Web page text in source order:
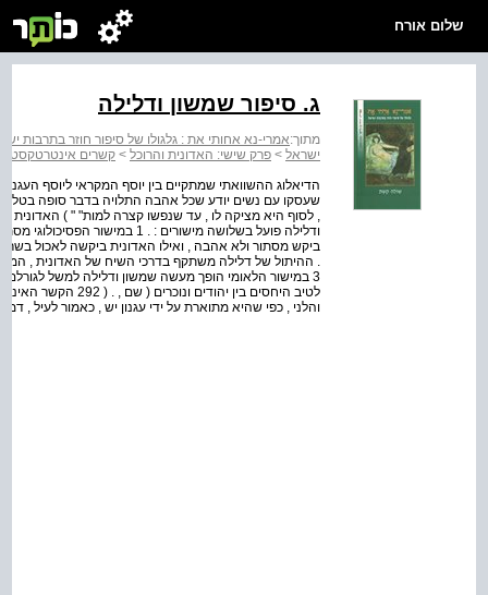
שלום אורח
ג. סיפור שמשון ודלילה
מתוך:אמרי-נא אחותי את : גלגולו של סיפור חוזר בתרבות
ישראל > פרק שישי: האדונית והרוכל > קשרים
הדיאלוג ההשוואתי שמתקיים בין יוסף המקראי ליוסף
שעסקו עם נשים יודע שכל אהבה התלויה בדבר סופה
ודלילה פועל בשלושה מישורים : .
. ההיתול של דלילה משתקף בדרכי השיח של האדונית ,
3 במישור הלאומי הופך מעשה שמשון ודלילה למשל
לטיב היחסים בין
והלני , כפי שהיא מתוארת על ידי עגנון יש , כאמור לעיל ,